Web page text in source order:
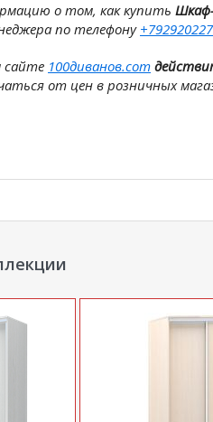
о том, как купить
по телефону
сайте 100диванов.com
от цен в розничных